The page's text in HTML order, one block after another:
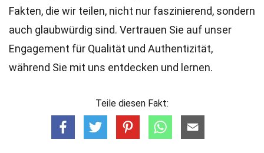
Fakten, die wir teilen, nicht nur faszinierend, sondern
auch glaubwürdig sind. Vertrauen Sie auf unser
Engagement für Qualität und Authentizität,
während Sie mit uns entdecken und lernen.
Teile diesen Fakt: